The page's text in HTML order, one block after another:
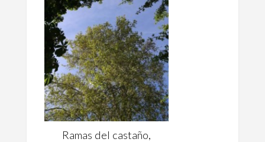
Ramas del castaño,